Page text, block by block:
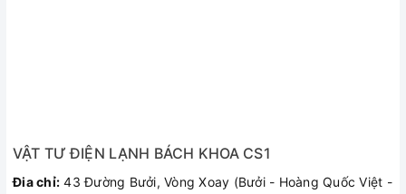
VẬT TƯ ĐIỆN LẠNH BÁCH KHOA CS1
Đia chỉ: 43 Đường Bưởi, Vòng Xoay (Bưởi - Hoàng Quốc Việt -